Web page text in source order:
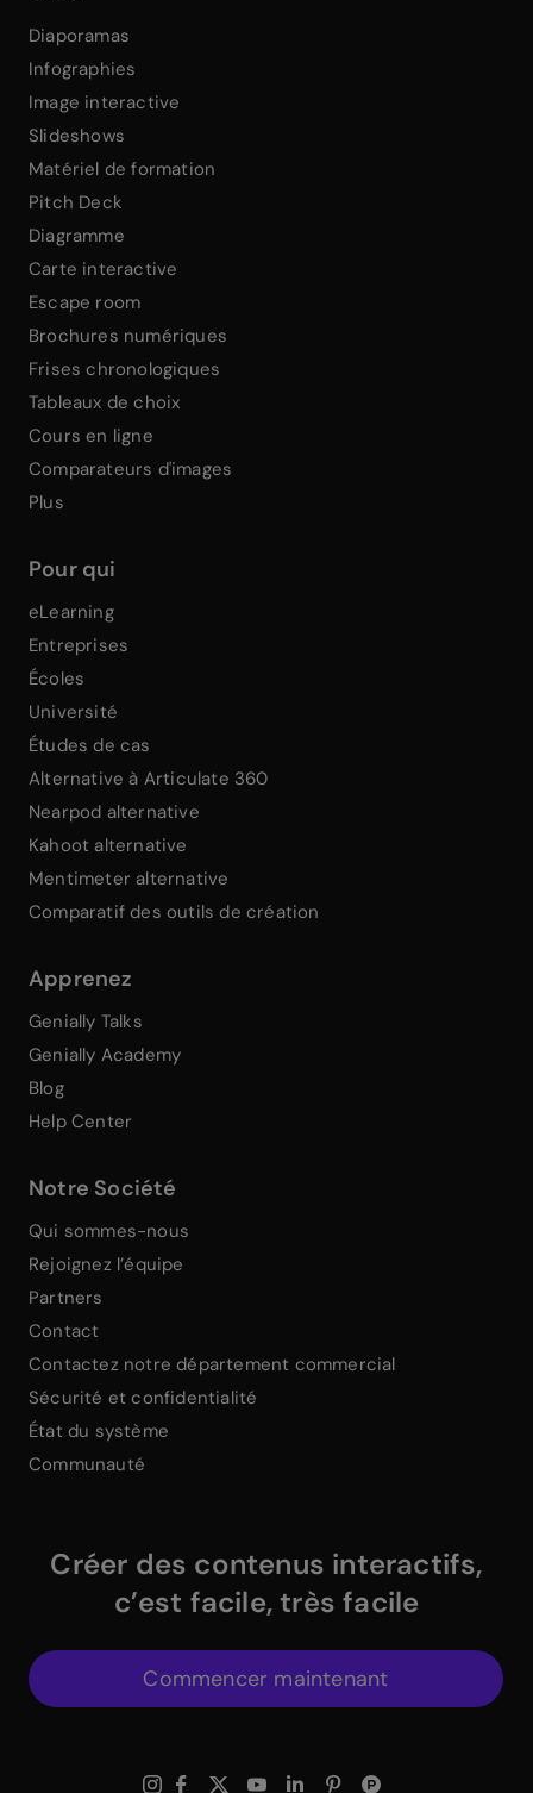
Diaporamas
Infographies
Image interactive
Slideshows
Matériel de formation
Pitch Deck
Diagramme
Carte interactive
Escape room
Brochures numériques
Frises chronologiques
Tableaux de choix
Cours en ligne
Comparateurs d'images
Plus
Pour qui
eLearning
Entreprises
Écoles
Université
Études de cas
Alternative à Articulate 360
Nearpod alternative
Kahoot alternative
Mentimeter alternative
Comparatif des outils de création
Apprenez
Genially Talks
Genially Academy
Blog
Help Center
Notre Société
Qui sommes-nous
Rejoignez l’équipe
Partners
Contact
Contactez notre département commercial
Sécurité et confidentialité
État du système
Communauté
Créer des contenus interactifs,
c’est facile, très facile
Commencer maintenant
$Instagram Link
$Facebook Link
$X Link
$Youtube Link
$Linkedin Link
$Pinterest Link
$